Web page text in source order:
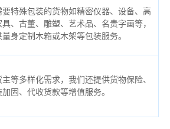
特殊包装的货物如精密仪器、设备、高
、古董、雕塑、艺术品、名贵字画等，
身定制木箱或木架等包装服务。
等多样化需求，我们还提供货物保险、
加固、代收货款等增值服务。